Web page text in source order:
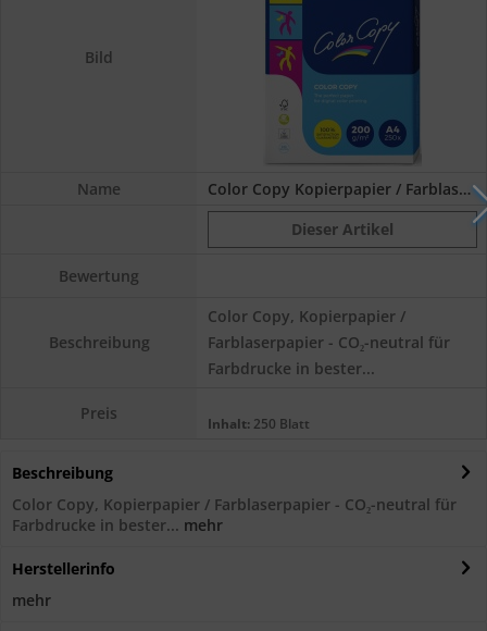
Bild
Name
Color Copy Kopierpapier / Farblaserpapier,...
Dieser Artikel
Bewertung
Beschreibung
Color Copy, Kopierpapier /
Farblaserpapier - CO₂-neutral für
Farbdrucke in bester...
Preis Inhalt: 250 Blatt
Beschreibung
Color Copy, Kopierpapier / Farblaserpapier - CO₂-neutral für
Farbdrucke in bester... mehr
Herstellerinfo
mehr